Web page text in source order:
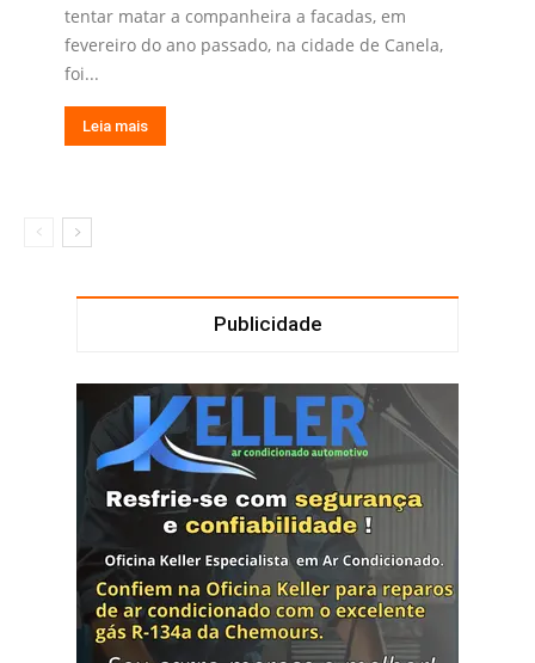
tentar matar a companheira a facadas, em
fevereiro do ano passado, na cidade de Canela,
foi...
Leia mais
Publicidade